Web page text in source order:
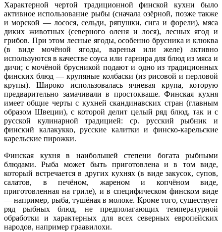
Характерной чертой традиционной финской кухни было
активное использование рыбы (сначала озёрной, позже также
и морской — лосося, сельди, ряпушки, сига и форели), мяса
диких животных (северного оленя и лося), лесных ягод и
грибов. При этом лесные ягоды, особенно брусника и клюква
(в виде мочёной ягоды, варенья или желе) активно
используются в качестве соуса или гарнира для блюд из мяса и
дичи; с мочёной брусникой подают и одно из традиционных
финских блюд — крупяные колбаски (из рисовой и перловой
крупы). Широко использовалась ячневая крупа, которую
предварительно замачивали в простокваше. Финская кухня
имеет общие черты с кухней скандинавских стран (главным
образом Швеции), с которой делит целый ряд блюд, так и с
русской кулинарной традицией: ср. русский рыбник и
финский калакукко, русские калитки и финско-карельские
карельские пирожки.
Финская кухня в наибольшей степени богата рыбными
блюдами. Рыба может быть приготовлена и в том виде,
который встречается в других кухнях (в виде закусок, супов,
салатов, в печёном, жареном и копчёном виде,
приготовленная на гриле), и в специфическом финском виде
— например, рыба, тушёная в молоке. Кроме того, существует
ряд рыбных блюд, не предполагающих температурной
обработки и характерных для всех северных европейских
народов, например граавилохи.